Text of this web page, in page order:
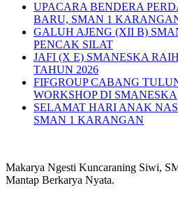
UPACARA BENDERA
BARU, SMAN 1
GALUH AJENG (XII B)
PENCAK SILAT
JAFI (X E) SMANESKA
TAHUN 2026
FIFGROUP CABANG
WORKSHOP DI SMANESKA
SELAMAT HARI ANAK
SMAN 1 KARANGAN
Makarya Ngesti Kuncaraning Siwi,
Mantap Berkarya Nyata.